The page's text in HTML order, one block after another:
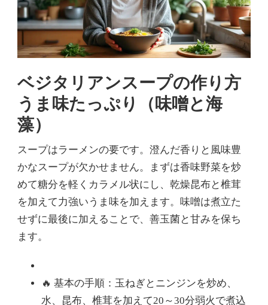
ベジタリアンスープの作り方
うま味たっぷり（味噌と海
藻）
スープはラーメンの要です。澄んだ香りと風味豊
かなスープが欠かせません。まずは香味野菜を炒
めて糖分を軽くカラメル状にし、乾燥昆布と椎茸
を加えて力強いうま味を加えます。味噌は煮立た
せずに最後に加えることで、善玉菌と甘みを保ち
ます。
🔥 基本の手順：玉ねぎとニンジンを炒め、
水、昆布、椎茸を加えて20～30分弱火で煮込